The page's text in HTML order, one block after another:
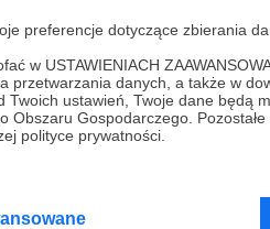
preferencje dotyczące zbierania
w USTAWIENIACH
przetwarzania danych, a także w
Twoich ustawień, Twoje dane będą
Obszaru Gospodarczego.
polityce prywatności.